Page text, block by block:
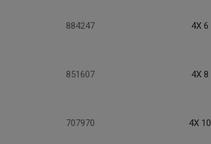
884247 4X 6
851607 4X 8
707970 4X 10